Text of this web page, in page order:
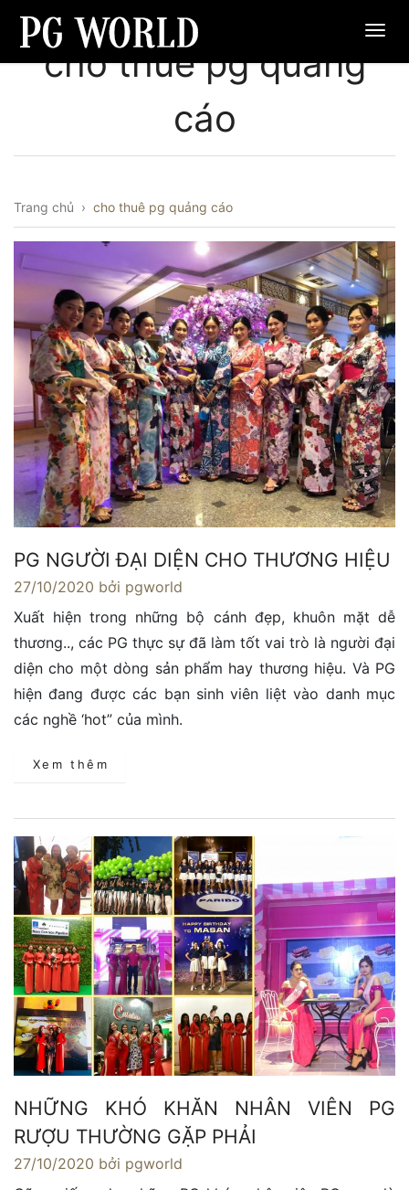
cho thuê pg quảng
cáo
Trang chủ › cho thuê pg quảng cáo
PG NGƯỜI ĐẠI DIỆN CHO THƯƠNG HIỆU
27/10/2020 bởi pgworld
Xuất hiện trong những bộ cánh đẹp, khuôn mặt dễ
thương.., các PG thực sự đã làm tốt vai trò là người đại
diện cho một dòng sản phẩm hay thương hiệu. Và PG
hiện đang được các bạn sinh viên liệt vào danh mục
các nghề ‘hot” của mình.
Xem thêm
NHỮNG KHÓ KHĂN NHÂN VIÊN PG
RƯỢU THƯỜNG GẶP PHẢI
27/10/2020 bởi pgworld